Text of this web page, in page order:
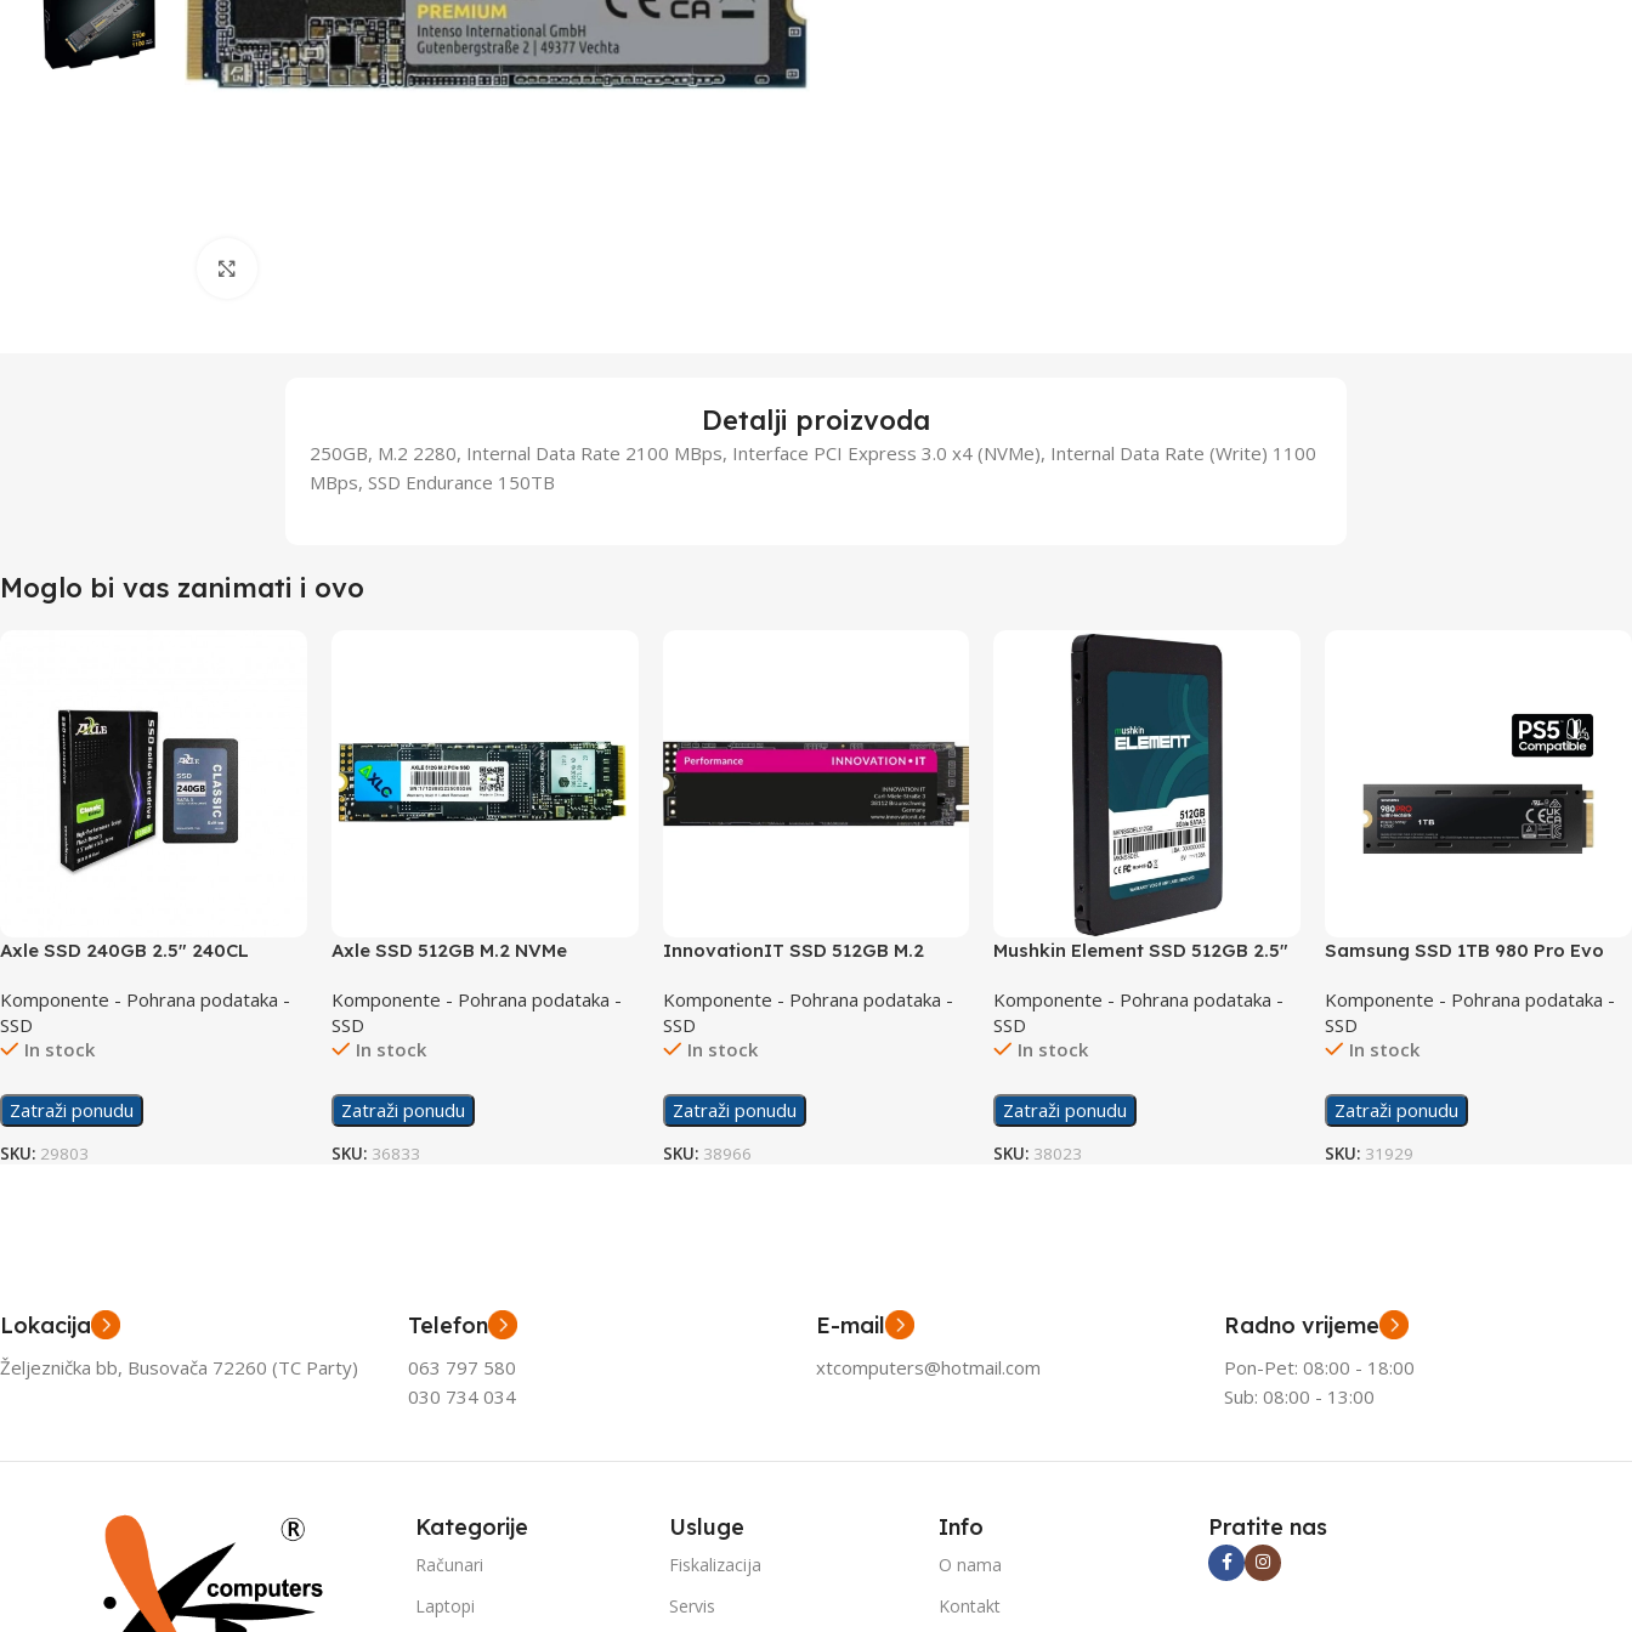
Detalji proizvoda
250GB, M.2 2280, Internal Data Rate 2100 MBps, Interface PCI Express 3.0 x4 (NVMe), Internal Data Rate (Write) 1100
MBps, SSD Endurance 150TB
Moglo bi vas zanimati i ovo
Axle SSD 240GB 2.5″ 240CL
Komponente - Pohrana podataka -
SSD
In stock
Zatraži ponudu
SKU: 29803
Axle SSD 512GB M.2 NVMe
Komponente - Pohrana podataka -
SSD
In stock
Zatraži ponudu
SKU: 36833
InnovationIT SSD 512GB M.2
Komponente - Pohrana podataka -
SSD
In stock
Zatraži ponudu
SKU: 38966
Mushkin Element SSD 512GB 2.5″
Komponente - Pohrana podataka -
SSD
In stock
Zatraži ponudu
SKU: 38023
Samsung SSD 1TB 980 Pro Evo
Komponente - Pohrana podataka -
SSD
In stock
Zatraži ponudu
SKU: 31929
Lokacija
Željeznička bb, Busovača 72260 (TC Party)
Telefon
063 797 580
030 734 034
E-mail
xtcomputers@hotmail.com
Radno vrijeme
Pon-Pet: 08:00 - 18:00
Sub: 08:00 - 13:00
Kategorije
Računari
Laptopi
Usluge
Fiskalizacija
Servis
Info
O nama
Kontakt
Pratite nas